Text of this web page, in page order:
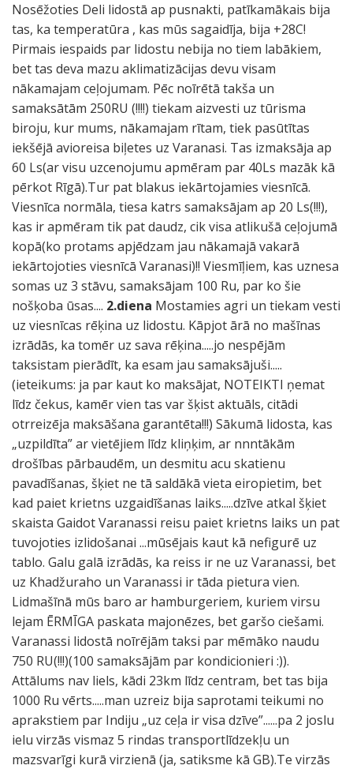
Nosēžoties Deli lidostā ap pusnakti, patīkamākais bija
tas, ka temperatūra , kas mūs sagaidīja, bija +28C!
Pirmais iespaids par lidostu nebija no tiem labākiem,
bet tas deva mazu aklimatizācijas devu visam
nākamajam ceļojumam. Pēc noīrētā takša un
samaksātām 250RU (!!!!) tiekam aizvesti uz tūrisma
biroju, kur mums, nākamajam rītam, tiek pasūtītas
iekšējā avioreisa biļetes uz Varanasi. Tas izmaksāja ap
60 Ls(ar visu uzcenojumu apmēram par 40Ls mazāk kā
pērkot Rīgā).Tur pat blakus iekārtojamies viesnīcā.
Viesnīca normāla, tiesa katrs samaksājam ap 20 Ls(!!!),
kas ir apmēram tik pat daudz, cik visa atlikušā ceļojumā
kopā(ko protams apjēdzam jau nākamajā vakarā
iekārtojoties viesnīcā Varanasi)!! Viesmīļiem, kas uznesa
somas uz 3 stāvu, samaksājam 100 Ru, par ko šie
nošķoba ūsas.... 2.diena Mostamies agri un tiekam vesti
uz viesnīcas rēķina uz lidostu. Kāpjot ārā no mašīnas
izrādās, ka tomēr uz sava rēķina.....jo nespējām
taksistam pierādīt, ka esam jau samaksājuši.....
(ieteikums: ja par kaut ko maksājat, NOTEIKTI ņemat
līdz čekus, kamēr vien tas var šķist aktuāls, citādi
otrreizēja maksāšana garantēta!!!) Sākumā lidosta, kas
„uzpildīta” ar vietējiem līdz kliņķim, ar nnntākām
drošības pārbaudēm, un desmitu acu skatienu
pavadīšanas, šķiet ne tā saldākā vieta eiropietim, bet
kad paiet krietns uzgaidīšanas laiks.....dzīve atkal šķiet
skaista Gaidot Varanassi reisu paiet krietns laiks un pat
tuvojoties izlidošanai ...mūsējais kaut kā nefigurē uz
tablo. Galu galā izrādās, ka reiss ir ne uz Varanassi, bet
uz Khadžuraho un Varanassi ir tāda pietura vien.
Lidmašīnā mūs baro ar hamburgeriem, kuriem virsu
lejam ĒRMĪGA paskata majonēzes, bet garšo ciešami.
Varanassi lidostā noīrējām taksi par mēmāko naudu
750 RU(!!!)(100 samaksājām par kondicionieri :)).
Attālums nav liels, kādi 23km līdz centram, bet tas bija
1000 Ru vērts.....man uzreiz bija saprotami teikumi no
aprakstiem par Indiju „uz ceļa ir visa dzīve”......pa 2 joslu
ielu virzās vismaz 5 rindas transportlīdzekļu un
mazsvarīgi kurā virzienā (ja, satiksme kā GB).Te virzās